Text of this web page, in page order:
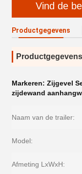
Vind de
Productgegevens
Productgegevens
Markeren: Zijgevel
zijdewand
Naam van de trailer:
Model:
Afmeting LxWxH: